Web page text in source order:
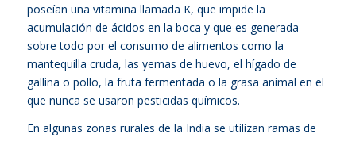
poseían una vitamina llamada K, que impide la
acumulación de ácidos en la boca y que es generada
sobre todo por el consumo de alimentos como la
mantequilla cruda, las yemas de huevo, el hígado de
gallina o pollo, la fruta fermentada o la grasa animal en el
que nunca se usaron pesticidas químicos.
En algunas zonas rurales de la India se utilizan ramas de